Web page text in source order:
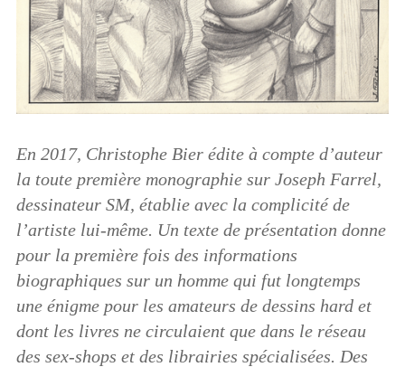
En 2017, Christophe Bier édite à compte d’auteur
la toute première monographie sur Joseph Farrel,
dessinateur SM, établie avec la complicité de
l’artiste lui-même. Un texte de présentation donne
pour la première fois des informations
biographiques sur un homme qui fut longtemps
une énigme pour les amateurs de dessins hard et
dont les livres ne circulaient que dans le réseau
des sex-shops et des librairies spécialisées. Des